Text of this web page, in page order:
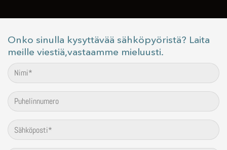
Onko sinulla kysyttävää sähköpyöristä? Laita
meille viestiä,vastaamme mieluusti.